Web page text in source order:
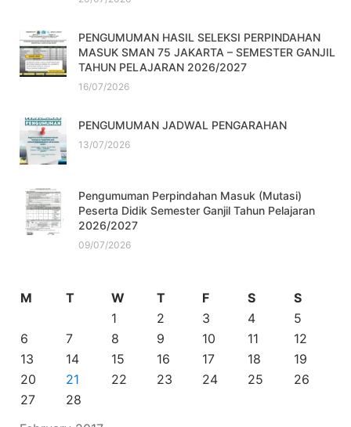
PENGUMUMAN HASIL SELEKSI PERPINDAHAN
MASUK SMAN 75 JAKARTA – SEMESTER GANJIL
TAHUN PELAJARAN 2026/2027
16/07/2026
PENGUMUMAN JADWAL PENGARAHAN
13/07/2026
Pengumuman Perpindahan Masuk (Mutasi)
Peserta Didik Semester Ganjil Tahun Pelajaran
2026/2027
09/07/2026
M T W T F S
S
1
2 3 4
5
6
7 8 9 10 11
12
13
14 15 16 17 18
19
20
21 22 23 24 25
26
27
28